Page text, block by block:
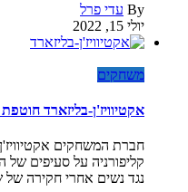
By עדי פרל
יולי 15, 2022
משחקים
אקטיוויז'ן-בליזארד
חברת המשחקים
קליפורניה על סעיפים
נגד נשים אחרי חקירה של